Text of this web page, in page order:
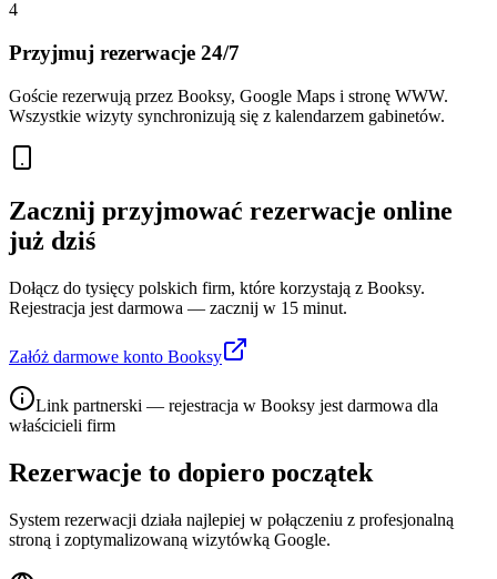
4
Przyjmuj rezerwacje 24/7
Goście rezerwują przez Booksy, Google Maps i stronę WWW.
Wszystkie wizyty synchronizują się z kalendarzem gabinetów.
Zacznij przyjmować rezerwacje online
już dziś
Dołącz do tysięcy polskich firm, które korzystają z Booksy.
Rejestracja jest darmowa — zacznij w 15 minut.
Załóż darmowe konto Booksy
Link partnerski — rejestracja w Booksy jest darmowa dla
właścicieli firm
Rezerwacje to dopiero początek
System rezerwacji działa najlepiej w połączeniu z profesjonalną
stroną i zoptymalizowaną wizytówką Google.